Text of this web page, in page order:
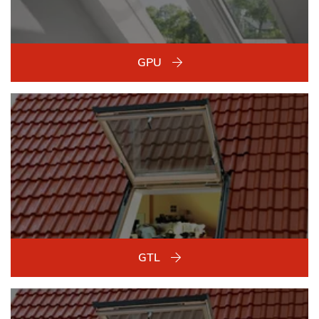
GPU
GTL